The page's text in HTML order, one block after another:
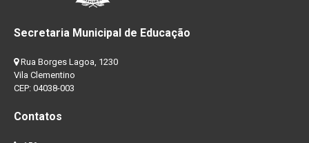
Secretaria Municipal de Educação
Rua Borges Lagoa, 1230
Vila Clementino
CEP: 04038-003
Contatos